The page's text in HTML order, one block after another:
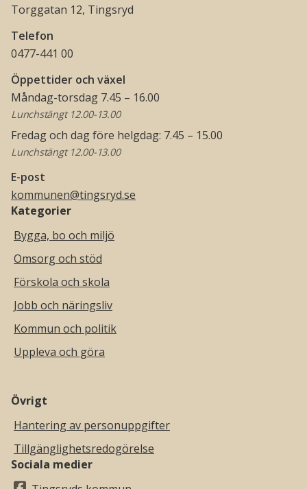
Torggatan 12, Tingsryd
Telefon
0477-441 00
Öppettider och växel
Måndag-torsdag 7.45 – 16.00
Lunchstängt 12.00-13.00
Fredag och dag före helgdag: 7.45 – 15.00
Lunchstängt 12.00-13.00
E-post
kommunen@tingsryd.se
Kategorier
Bygga, bo och miljö
Omsorg och stöd
Förskola och skola
Jobb och näringsliv
Kommun och politik
Uppleva och göra
Övrigt
Hantering av personuppgifter
Tillgänglighetsredogörelse
Sociala medier